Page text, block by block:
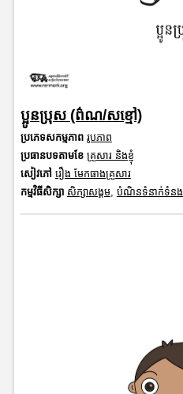
ប្អូនប្រុស (ព៌ណ/សខ្មៅ)
ប្រភេទសកម្មភាព រូបភាព
ប្រធានបទតាមខែ គ្រួសារ និងខ្ញុំ
សៀវភៅ រឿង មែកធាងគ្រួសារ
កម្មវិធីសិក្សា សិក្សាសង្គម, បំណិនទំនាក់ទំនង